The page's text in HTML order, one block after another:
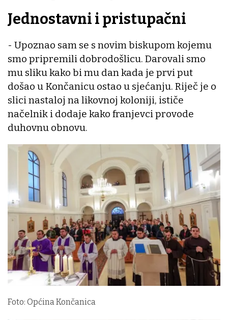
Jednostavni i pristupačni
- Upoznao sam se s novim biskupom kojemu
smo pripremili dobrodošlicu. Darovali smo
mu sliku kako bi mu dan kada je prvi put
došao u Končanicu ostao u sjećanju. Riječ je o
slici nastaloj na likovnoj koloniji, ističe
načelnik i dodaje kako franjevci provode
duhovnu obnovu.
Foto: Općina Končanica